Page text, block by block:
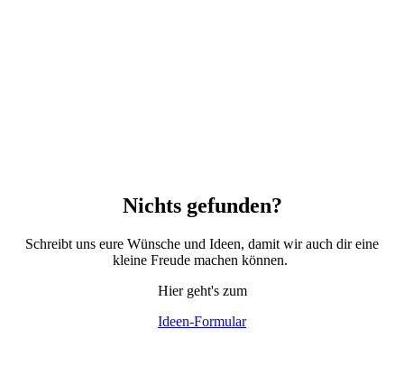
Nichts gefunden?
Schreibt uns eure Wünsche und Ideen, damit wir auch dir eine
kleine Freude machen können.
Hier geht's zum
Ideen-Formular